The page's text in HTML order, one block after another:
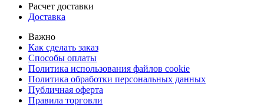
Расчет доставки
Доставка
Важно
Как сделать заказ
Способы оплаты
Политика использования файлов cookie
Политика обработки персональных данных
Публичная оферта
Правила торговли